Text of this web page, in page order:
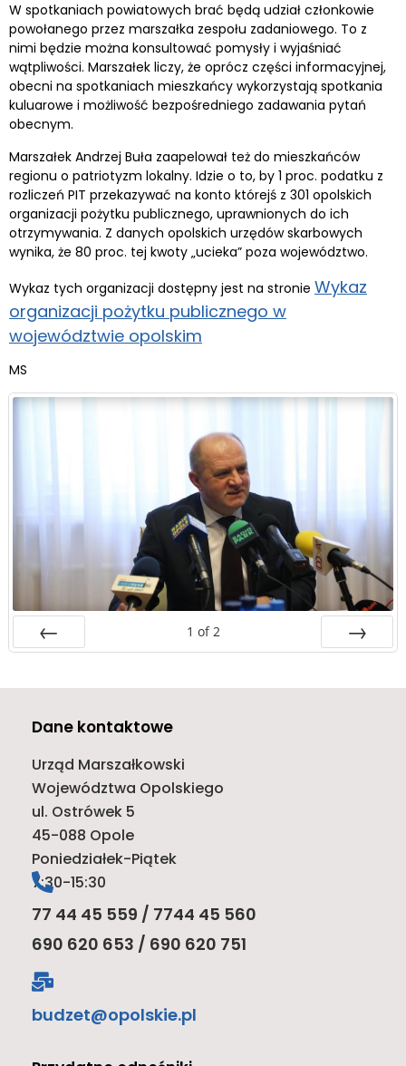
W spotkaniach powiatowych brać będą udział członkowie
powołanego przez marszałka zespołu zadaniowego. To z
nimi będzie można konsultować pomysły i wyjaśniać
wątpliwości. Marszałek liczy, że oprócz części informacyjnej,
obecni na spotkaniach mieszkańcy wykorzystają spotkania
kuluarowe i możliwość bezpośredniego zadawania pytań
obecnym.
Marszałek Andrzej Buła zaapelował też do mieszkańców
regionu o patriotyzm lokalny. Idzie o to, by 1 proc. podatku z
rozliczeń PIT przekazywać na konto którejś z 301 opolskich
organizacji pożytku publicznego, uprawnionych do ich
otrzymywania. Z danych opolskich urzędów skarbowych
wynika, że 80 proc. tej kwoty „ucieka” poza województwo.
Wykaz tych organizacji dostępny jest na stronie Wykaz
organizacji pożytku publicznego w
województwie opolskim
MS
1 of 2
Dane kontaktowe
Urząd Marszałkowski
Województwa Opolskiego
ul. Ostrówek 5
45-088 Opole
Poniedziałek-Piątek
7:30-15:30
77 44 45 559 / 7744 45 560
690 620 653 / 690 620 751
budzet@opolskie.pl